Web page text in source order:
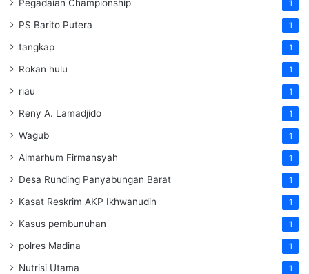
Pegadaian Championship 1
PS Barito Putera 1
tangkap 1
Rokan hulu 1
riau 1
Reny A. Lamadjido 1
Wagub 1
Almarhum Firmansyah 1
Desa Runding Panyabungan Barat 1
Kasat Reskrim AKP Ikhwanudin 1
Kasus pembunuhan 1
polres Madina 1
Nutrisi Utama 1